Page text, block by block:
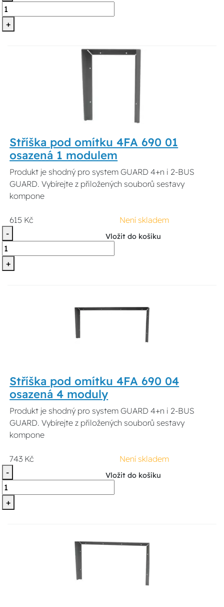
+
Stříška pod omítku 4FA 690 01
osazená 1 modulem
Produkt je shodný pro system GUARD 4+n i 2-BUS
GUARD. Vybírejte z přiložených souborů sestavy
kompone
615 Kč
Není skladem
-
+
Vložit do košíku
Stříška pod omítku 4FA 690 04
osazená 4 moduly
Produkt je shodný pro system GUARD 4+n i 2-BUS
GUARD. Vybírejte z přiložených souborů sestavy
kompone
743 Kč
Není skladem
-
+
Vložit do košíku